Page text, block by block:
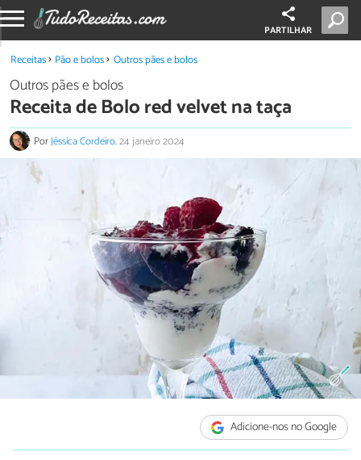
PARTILHAR
Receitas Pão e bolos Outros pães e bolos
Outros pães e bolos
Receita de Bolo red velvet na taça
PorJéssica Cordeiro.24 janeiro 2024
Adicione-nos no Google